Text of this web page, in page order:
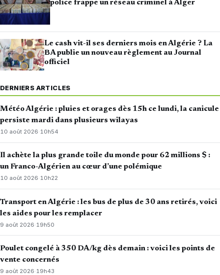
police frappe un réseau criminel à Alger
Le cash vit-il ses derniers mois en Algérie ? La
BA publie un nouveau règlement au Journal
officiel
DERNIERS ARTICLES
Météo Algérie : pluies et orages dès 15h ce lundi, la canicule
persiste mardi dans plusieurs wilayas
10 août 2026· 10h54
Il achète la plus grande toile du monde pour 62 millions $ :
un Franco-Algérien au cœur d’une polémique
10 août 2026·10h22
Transport en Algérie : les bus de plus de 30 ans retirés, voici
les aides pour les remplacer
9 août 2026· 19h50
Poulet congelé à 350 DA/kg dès demain : voici les points de
vente concernés
9 août 2026·19h43